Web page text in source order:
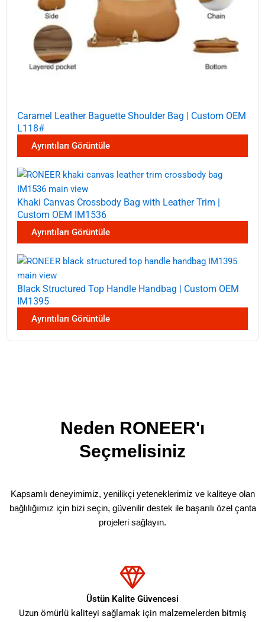
Caramel Leather Baguette Shoulder Bag | Custom OEM
L118#
Ayrıntıları Görüntüle
Khaki Canvas Crossbody Bag with Leather Trim |
Custom OEM IM1536
Ayrıntıları Görüntüle
Black Structured Top Handle Handbag | Custom OEM
IM1395
Ayrıntıları Görüntüle
Neden RONEER'ı
Seçmelisiniz
Kapsamlı deneyimimiz, yenilikçi yeteneklerimiz ve kaliteye olan
bağlılığımız için bizi seçin, güvenilir destek ile başarılı özel çanta
projeleri sağlayın.
Üstün Kalite Güvencesi
Uzun ömürlü kaliteyi sağlamak için malzemelerden bitmiş